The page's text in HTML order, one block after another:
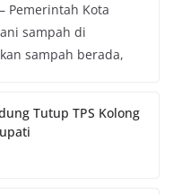
Pemerintah Kota
sampah di
sampah berada,
Tutup TPS Kolong